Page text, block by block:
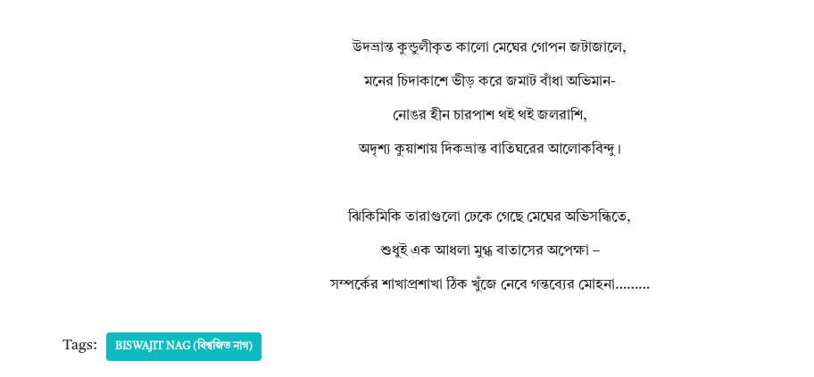
উদভ্রান্ত কুন্ডুলীকৃত কালো মেঘের গোপন জটাজালে,
মনের চিদাকাশে ভীড় করে জমাট বাঁধা অভিমান-
নোঙর হীন চারপাশ থই থই জলরাশি,
অদৃশ্য কুয়াশায় দিকভ্রান্ত বাতিঘরের আলোকবিন্দু।
ঝিকিমিকি তারাগুলো ঢেকে গেছে মেঘের অভিসন্ধিতে,
শুধুই এক আধলা মুগ্ধ বাতাসের অপেক্ষা –
সম্পর্কের শাখাপ্রশাখা ঠিক খুঁজে নেবে গন্তব্যের মোহনা………
Tags: BISWAJIT NAG (বিশ্বজিত নাগ)